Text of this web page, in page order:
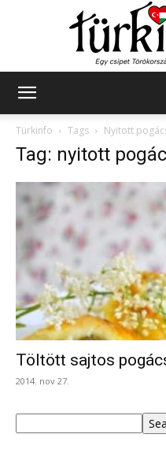
Türkinfo
Tags Nyitott
Tag: nyitott
Töltött sajtos
2014. nov 27.